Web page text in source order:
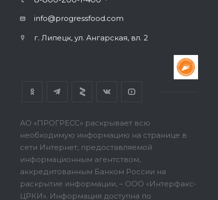
info@progressfood.com
г. Липецк, ул. Ангарская, вл. 2
АО «ПРОГРЕСС» раскрывает всю
необходимую информацию на странице в
сети Интернет, предоставляемой
информационным агентством,
аккредитованным Банком России на
раскрытие информации, – ООО «Интерфакс-
ЦРКИ». Информация доступна по